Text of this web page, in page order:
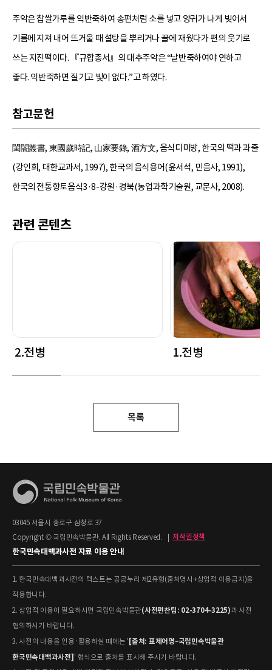
주악은 찹쌀가루를 익반죽하여 송편처럼 소를 넣고 양귀가 나게 빚어서
기름에 지져 내어 뜨거울 때 설탕을 뿌리거나 꿀에 재웠다가 편의 웃기로
쓰는 지진떡이다. 『규합총서』의 대추주악은 “날반죽하여야 연하고
좋다. 익반죽하면 질기고 빛이 없다.”고 하였다.
참고문헌
閨閤叢書, 東國歲時記, 山家要錄, 酒方文, 음식디미방, 한국의 떡과 과줄
(강인희, 대한교과서, 1997), 한국의 음식용어(윤서석, 민음사, 1991),
한국의 전통향토음식3·8-강원·경북(농업과학기술원, 교문사, 2008).
관련 콘텐츠
2.전병 1.전병
목록
03045 서울시 종로구 삼청로 37
Copyright © 국립민속박물관. All Rights Reserved.
저작권정책
한국민속대백과사전 자료 이용 안내
1. 한국민속대백과사전의 텍스트는 공공누리 제2유형(출처명시+상업적 이용금지)을
적용합니다.
2. 상업적 이용이 필요하시면 국립민속박물관(사전편찬팀: 02-3704-3225)과 사전
협의하시기 바랍니다.
3. 사전의 내용을 인용·활용하실 때에는 '[출처: 표제어명–국립민속박물관
한국민속대백과사전]' 형식으로 출처를 표시해 주시기 바랍니다.